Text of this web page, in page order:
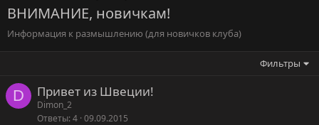
ВНИМАНИЕ, новичкам!
Информация к размышлению (для новичков клуба)
Фильтры
D Привет из Швеции!
Dimon_2
Ответы 4 09.09.2015